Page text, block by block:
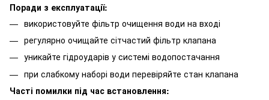
Поради з експлуатації:
використовуйте фільтр очищення води на вході
регулярно очищайте сітчастий фільтр клапана
уникайте гідроударів у системі водопостачання
при слабкому наборі води перевіряйте стан клапана
Часті помилки під час встановлення: